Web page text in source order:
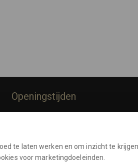
Openingstijden
Donderdag:10:00 - 17:00
Vrijdag:
10:00 - 17:00
te laten werken en om inzicht te krijgen
voor marketingdoeleinden.